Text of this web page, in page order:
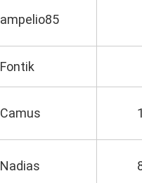
ampelio85
Fontik
Camus
Nadias